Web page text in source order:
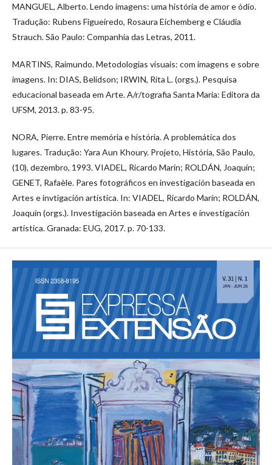
MANGUEL, Alberto. Lendo imagens: uma história de amor e ódio.
Tradução: Rubens Figueiredo, Rosaura Eichemberg e Cláudia
Strauch. São Paulo: Companhia das Letras, 2011.
MARTINS, Raimundo. Metodologias visuais: com imagens e sobre
imagens. In: DIAS, Belidson; IRWIN, Rita L. (orgs.). Pesquisa
educacional baseada em Arte. A/r/tografia Santa Maria: Editora da
UFSM, 2013. p. 83-95.
NORA, Pierre. Entre memória e história. A problemática dos
lugares. Tradução: Yara Aun Khoury. Projeto, História, São Paulo,
(10), dezembro, 1993. VIADEL, Ricardo Marín; ROLDÁN, Joaquín;
GENET, Rafaèle. Pares fotográficos en investigación baseada en
Artes e invtigación artística. In: VIADEL, Ricardo Marín; ROLDÁN,
Joaquín (orgs.). Investigación baseada en Artes e investigación
artística. Granada: EUG, 2017. p. 70-133.